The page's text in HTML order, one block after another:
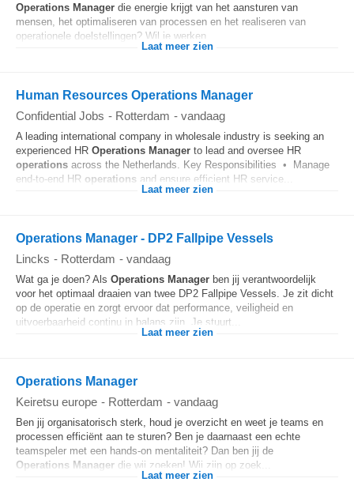
Operations Manager die energie krijgt van het aansturen van
mensen, het optimaliseren van processen en het realiseren van
operationele doelstellingen? Wil je werken...
Laat meer zien
Human Resources Operations Manager
Confidential Jobs - Rotterdam - vandaag
A leading international company in wholesale industry is seeking an
experienced HR Operations Manager to lead and oversee HR
operations across the Netherlands. Key Responsibilities • Manage
end-to-end HR operations and ensure efficient HR service...
Laat meer zien
Operations Manager - DP2 Fallpipe Vessels
Lincks - Rotterdam - vandaag
Wat ga je doen? Als Operations Manager ben jij verantwoordelijk
voor het optimaal draaien van twee DP2 Fallpipe Vessels. Je zit dicht
op de operatie en zorgt ervoor dat performance, veiligheid en
uitvoerbaarheid continu in balans zijn. Je stuurt...
Laat meer zien
Operations Manager
Keiretsu europe - Rotterdam - vandaag
Ben jij organisatorisch sterk, houd je overzicht en weet je teams en
processen efficiënt aan te sturen? Ben je daarnaast een echte
teamspeler met een hands-on mentaliteit? Dan ben jij de
Operations Manager die wij zoeken! Wij zijn op zoek...
Laat meer zien